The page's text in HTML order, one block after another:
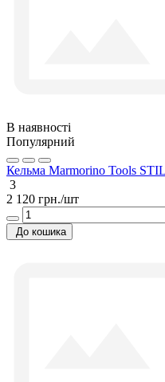
В наявності
Популярний
Кельма Marmorino Tools
3
2 120 грн./шт
До кошика